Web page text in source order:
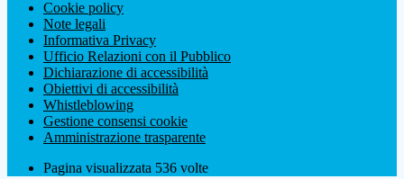
Cookie policy
Note legali
Informativa Privacy
Ufficio Relazioni con il Pubblico
Dichiarazione di accessibilità
Obiettivi di accessibilità
Whistleblowing
Gestione consensi cookie
Amministrazione trasparente
Pagina visualizzata 536 volte